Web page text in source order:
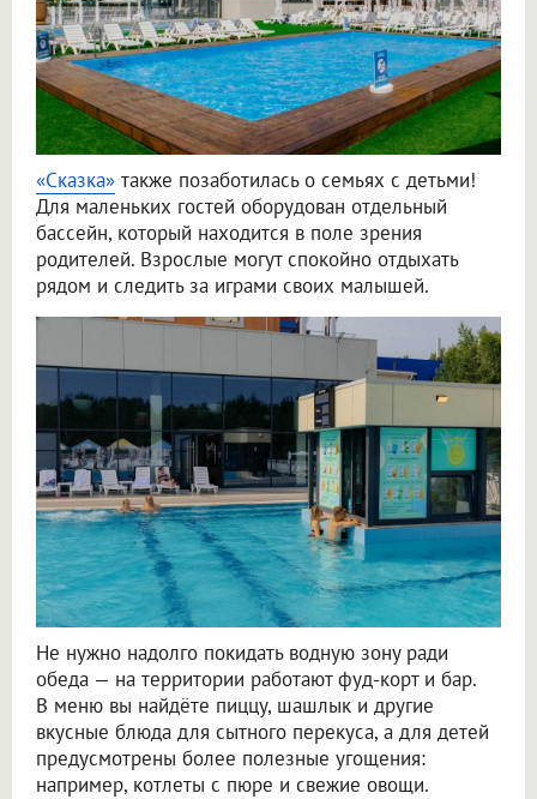
«Сказка» также позаботилась о семьях с детьми!
Для маленьких гостей оборудован отдельный
бассейн, который находится в поле зрения
родителей. Взрослые могут спокойно отдыхать
рядом и следить за играми своих малышей.
Не нужно надолго покидать водную зону ради
обеда — на территории работают фуд-корт и бар.
В меню вы найдёте пиццу, шашлык и другие
вкусные блюда для сытного перекуса, а для детей
предусмотрены более полезные угощения:
например, котлеты с пюре и свежие овощи.